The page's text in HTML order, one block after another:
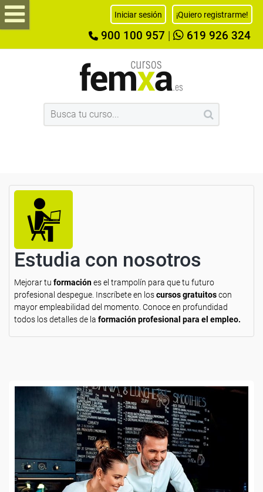
Iniciar sesión ¡Quiero registrarme!
900 100 957 619 926 324
Estudia con nosotros
Mejorar tu formaciónes el trampolín para que tu futuro
profesional despegue. Inscríbete en loscursos gratuitoscon
mayor empleabilidad del momento. Conoce en profundidad
todos los detalles de la formación profesional para el empleo.